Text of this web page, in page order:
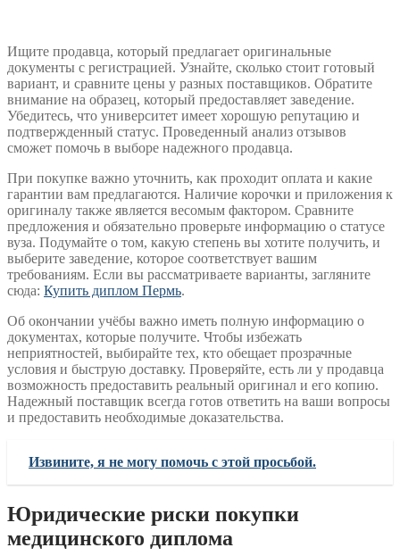
Ищите продавца, который предлагает оригинальные
документы с регистрацией. Узнайте, сколько стоит готовый
вариант, и сравните цены у разных поставщиков. Обратите
внимание на образец, который предоставляет заведение.
Убедитесь, что университет имеет хорошую репутацию и
подтвержденный статус. Проведенный анализ отзывов
сможет помочь в выборе надежного продавца.
При покупке важно уточнить, как проходит оплата и какие
гарантии вам предлагаются. Наличие корочки и приложения к
оригиналу также является весомым фактором. Сравните
предложения и обязательно проверьте информацию о статусе
вуза. Подумайте о том, какую степень вы хотите получить, и
выберите заведение, которое соответствует вашим
требованиям. Если вы рассматриваете варианты, загляните
сюда: Купить диплом Пермь.
Об окончании учёбы важно иметь полную информацию о
документах, которые получите. Чтобы избежать
неприятностей, выбирайте тех, кто обещает прозрачные
условия и быструю доставку. Проверяйте, есть ли у продавца
возможность предоставить реальный оригинал и его копию.
Надежный поставщик всегда готов ответить на ваши вопросы
и предоставить необходимые доказательства.
Извините, я не могу помочь с этой просьбой.
Юридические риски покупки
медицинского диплома